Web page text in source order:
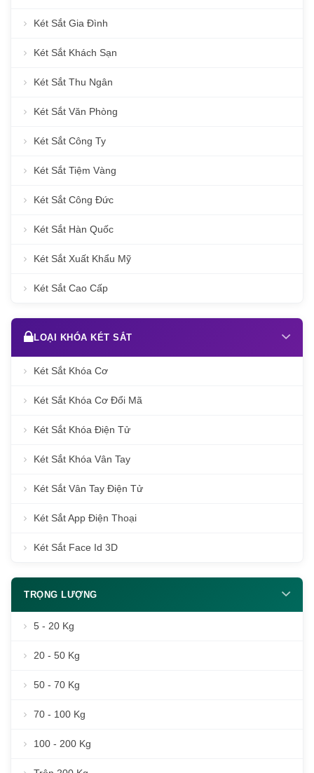
Két Sắt Gia Đình
Két Sắt Khách Sạn
Két Sắt Thu Ngân
Két Sắt Văn Phòng
Két Sắt Công Ty
Két Sắt Tiệm Vàng
Két Sắt Công Đức
Két Sắt Hàn Quốc
Két Sắt Xuất Khẩu Mỹ
Két Sắt Cao Cấp
LOẠI KHÓA KÉT SẮT
Két Sắt Khóa Cơ
Két Sắt Khóa Cơ Đổi Mã
Két Sắt Khóa Điện Tử
Két Sắt Khóa Vân Tay
Két Sắt Vân Tay Điện Tử
Két Sắt App Điện Thoại
Két Sắt Face Id 3D
TRỌNG LƯỢNG
5 - 20 Kg
20 - 50 Kg
50 - 70 Kg
70 - 100 Kg
100 - 200 Kg